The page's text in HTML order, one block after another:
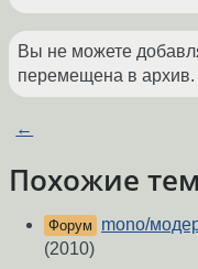
Вы не можете
перемещена в архив.
←
Похожие
Форум
mono/
(2010)